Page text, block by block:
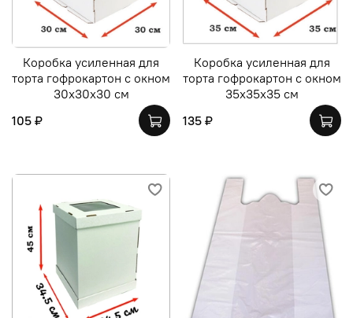
Коробка усиленная для
торта гофрокартон с окном
30х30х30 см
105 ₽
Коробка усиленная для
торта гофрокартон с окном
35х35х35 см
135 ₽